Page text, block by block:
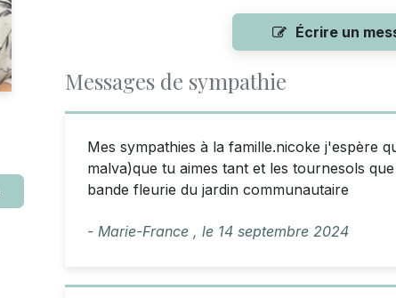
Écrire un
Messages de sympathie
Mes sympathies à la famille.nicoke j'espère
malva)que tu aimes tant et les tournesols
bande fleurie du jardin communautaire
- Marie-France , le 14 septembre 2024